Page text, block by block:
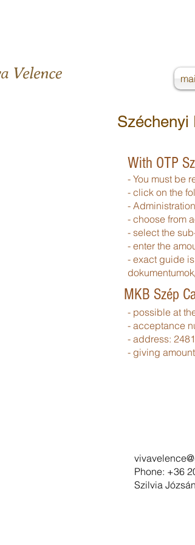
Széchenyi
With OTP
- You must be
- click on the
-
- choose from
- select the
- enter the
- exact guide
MKB Szép
- possible at
- acceptance
- address:
- giving
Phone: +36
Szilvia